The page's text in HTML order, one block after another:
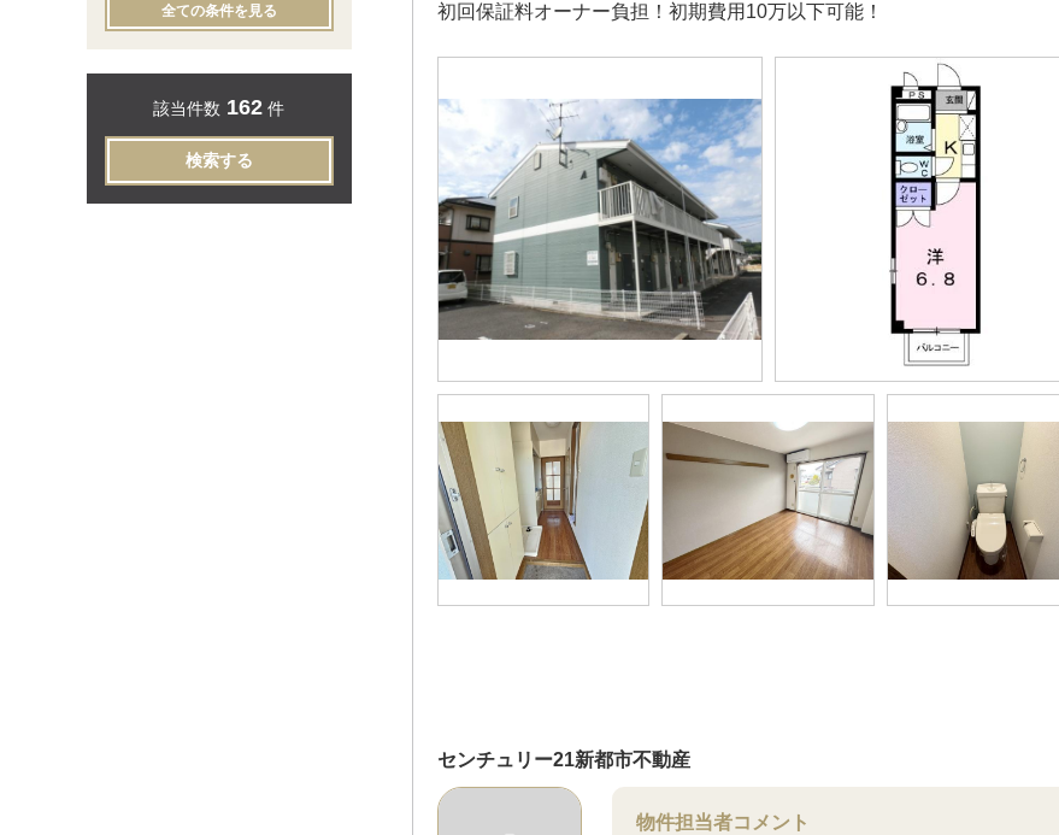
初回保証料オーナー負担！初期費用10万以下可能！
センチュリー21新都市不動産
物件担当者コメント
全ての条件を見る
該当件数 162 件
検索する